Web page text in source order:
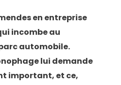
en entreprise
incombe au
automobile.
lui demande
important, et ce,